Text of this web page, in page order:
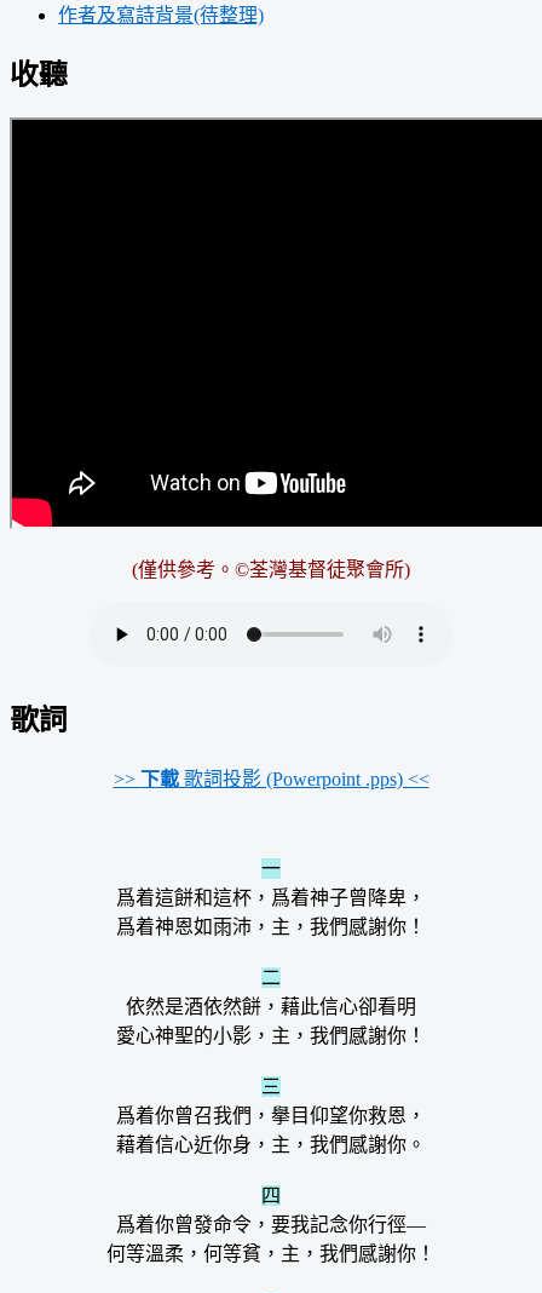
作者及寫詩背景(待整理)
收聽
(僅供參考。©荃灣基督徒聚會所)
歌詞
>> 下載歌詞投影 (Powerpoint .pps) <<
一
爲着這餅和這杯，爲着神子曾降卑，
爲着神恩如雨沛，主，我們感謝你！
二
依然是酒依然餅，藉此信心卻看明
愛心神聖的小影，主，我們感謝你！
三
爲着你曾召我們，擧目仰望你救恩，
藉着信心近你身，主，我們感謝你。
四
爲着你曾發命令，要我記念你行徑—
何等溫柔，何等貧，主，我們感謝你！